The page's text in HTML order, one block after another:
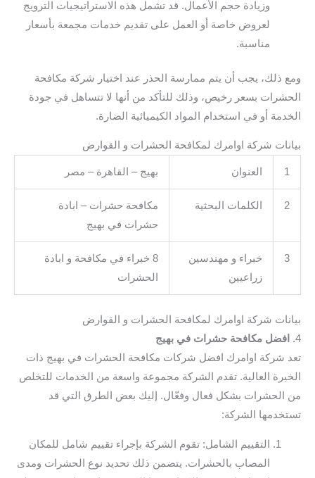
وزيادة حجم الأعمال. قد تشمل هذه الاستراتيجيات الترويج
لعروض خاصة أو العمل على تقديم خدمات مجمعة بأسعار
مناسبة.
ومع ذلك، يجب أن يتم ممارسة الحذر عند اختيار شركة مكافحة
الحشرات بسعر رخيص، وذلك للتأكد من أنها لا تتساهل في جودة
الخدمة أو في استخدام المواد الكيميائية الضارة.
بيانات شركة اوامرك لمكافحة الحشرات و القوارض
1 العنوان بهيج – القاهرة – مصر
2 الكلمات البحثية
مكافحة حشرات – ابادة
حشرات في بهيج
3
خبراء و مهندسين
زراعيين
8 خبراء في مكافحة و ابادة
الحشرات
بيانات شركة اوامرك لمكافحة الحشرات و القوارض
4.
افضل مكافحة حشرات في بهيج
تعد شركة اوامرك افضل شركات مكافحة الحشرات في بهيج ذات
الخبرة العالية. تقدم الشركة مجموعة واسعة من الخدمات للتخلص
من الحشرات بشكل فعال وفعّال. إليك بعض الطرق التي قد
تستخدمها الشركة:
التقييم الشامل: تقوم الشركة بإجراء تقييم شامل للمكان
المصاب بالحشرات. يتضمن ذلك تحديد نوع الحشرات ومدى